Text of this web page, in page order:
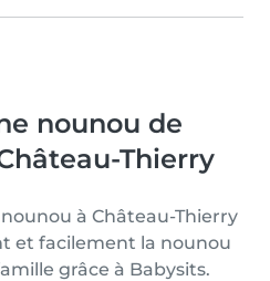
nounou de
Thierry
à Château-Thierry
et facilement la nounou
grâce à Babysits.